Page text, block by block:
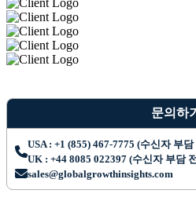
문의하기
USA : +1 (855) 467-7775 (수신자 부
UK : +44 8085 022397 (수신자 부담
sales@globalgrowthinsights.com